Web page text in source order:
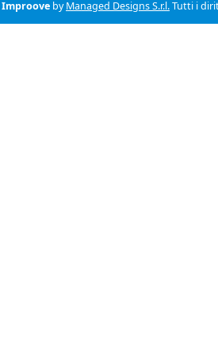
Improove byManaged Designs S.r.l.Tutti i